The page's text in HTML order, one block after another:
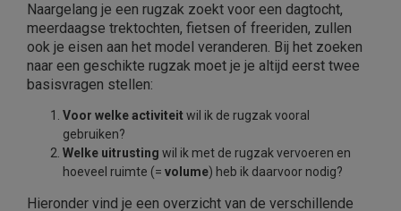
Naargelang je een rugzak zoekt voor een dagtocht,
meerdaagse trektochten, fietsen of freeriden, zullen
ook je eisen aan het model veranderen. Bij het zoeken
naar een geschikte rugzak moet je je altijd eerst twee
basisvragen stellen:
Voor welke activiteitwil ik de rugzak vooral
gebruiken?
Welke uitrusting wil ik met de rugzak vervoeren en
hoeveel ruimte (= volume) heb ik daarvoor nodig?
Hieronder vind je een overzicht van de verschillende